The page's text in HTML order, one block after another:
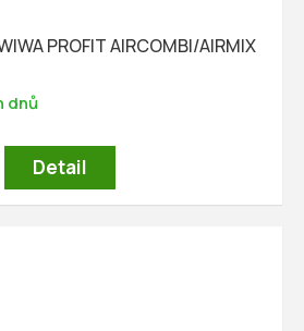
PROFIT AIRCOMBI/AIRMIX
dnů
Detail